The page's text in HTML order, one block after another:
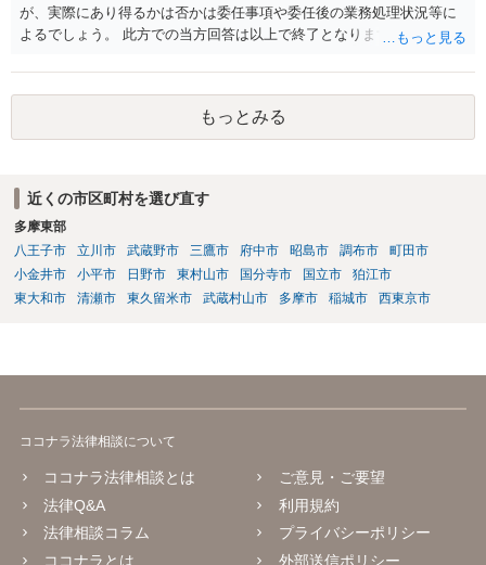
が、実際にあり得るかは否かは委任事項や委任後の業務処理状況等に
よるでしょう。 此方での当方回答は以上で終了となりますが、参考に
もっとみる
近くの市区町村を選び直す
多摩東部
八王子市
立川市 武蔵野市 三鷹市 府中市 昭島市 調布市
町田市
小金井市
小平市 日野市 東村山市 国分寺市 国立市
狛江市
東大和市
清瀬市 東久留米市 武蔵村山市 多摩市 稲城市 西東京市
ココナラ法律相談について
ココナラ法律相談とは
法律Q&A
法律相談コラム
ココナラとは
ご意見・ご要望
利用規約
プライバシーポリシー
外部送信ポリシー